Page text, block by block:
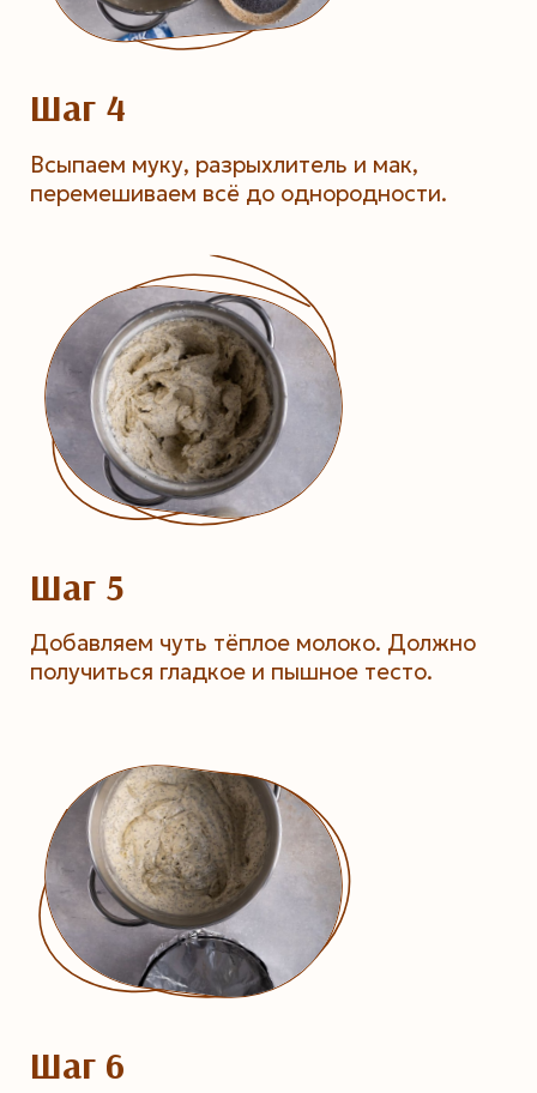
Шаг 4
Всыпаем муку, разрыхлитель и мак,
перемешиваем всё до однородности.
Шаг 5
Добавляем чуть тёплое молоко. Должно
получиться гладкое и пышное тесто.
Шаг 6